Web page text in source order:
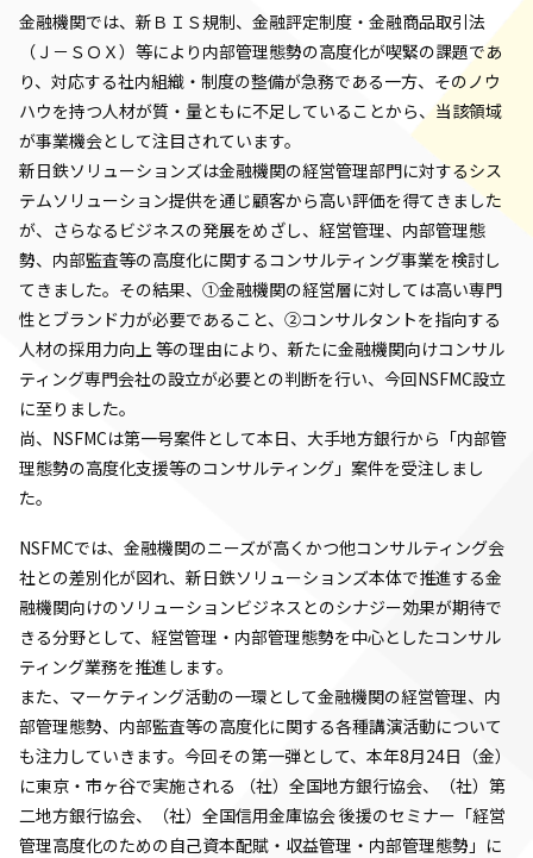
金融機関では、新ＢＩＳ規制、金融評定制度・金融商品取引法
（Ｊ－ＳＯＸ）等により内部管理態勢の高度化が喫緊の課題であ
り、対応する社内組織・制度の整備が急務である一方、そのノウ
ハウを持つ人材が質・量ともに不足していることから、当該領域
が事業機会として注目されています。
新日鉄ソリューションズは金融機関の経営管理部門に対するシス
テムソリューション提供を通じ顧客から高い評価を得てきました
が、さらなるビジネスの発展をめざし、経営管理、内部管理態
勢、内部監査等の高度化に関するコンサルティング事業を検討し
てきました。その結果、①金融機関の経営層に対しては高い専門
性とブランド力が必要であること、②コンサルタントを指向する
人材の採用力向上 等の理由により、新たに金融機関向けコンサル
ティング専門会社の設立が必要との判断を行い、今回NSFMC設立
に至りました。
尚、NSFMCは第一号案件として本日、大手地方銀行から「内部管
理態勢の高度化支援等のコンサルティング」案件を受注しまし
た。
NSFMCでは、金融機関のニーズが高くかつ他コンサルティング会
社との差別化が図れ、新日鉄ソリューションズ本体で推進する金
融機関向けのソリューションビジネスとのシナジー効果が期待で
きる分野として、経営管理・内部管理態勢を中心としたコンサル
ティング業務を推進します。
また、マーケティング活動の一環として金融機関の経営管理、内
部管理態勢、内部監査等の高度化に関する各種講演活動について
も注力していきます。今回その第一弾として、本年8月24日（金）
に東京・市ヶ谷で実施される （社）全国地方銀行協会、（社）第
二地方銀行協会、（社）全国信用金庫協会 後援のセミナー「経営
管理高度化のための自己資本配賦・収益管理・内部管理態勢」に